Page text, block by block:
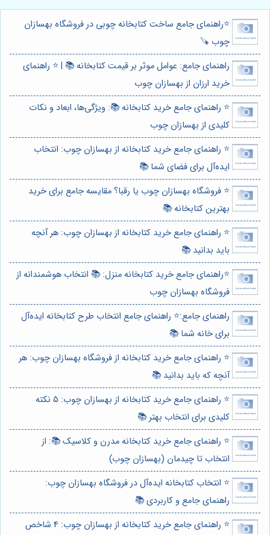
⭐️راهنمای جامع ساخت کتابخانه چوبی در فروشگاه بهسازان
چوب 🪚
راهنمای جامع: عوامل موثر بر قیمت کتابخانه 📚 | ⭐️ راهنمای
خرید ارزان از بهسازان چوب
⭐️ راهنمای جامع خرید کتابخانه 📚: ویژگی‌ها، ابعاد و نکات
کلیدی از بهسازان چوب
⭐️ راهنمای جامع خرید کتابخانه از بهسازان چوب: انتخاب
ایده‌آل برای فضای شما 📚
⭐️ فروشگاه بهسازان چوب یا رقبا؟ مقایسه جامع برای خرید
بهترین کتابخانه 📚
⭐️ راهنمای جامع خرید کتابخانه از بهسازان چوب: هر آنچه
باید بدانید 📚
⭐️راهنمای جامع خرید کتابخانه منزل: 📚 انتخاب هوشمندانه از
فروشگاه بهسازان چوب
راهنمای جامع:⭐️ راهنمای جامع انتخاب طرح کتابخانه ایده‌آل
برای خانه شما 📚
⭐️ راهنمای جامع خرید کتابخانه از فروشگاه بهسازان چوب: هر
آنچه که باید بدانید 📚
⭐️ راهنمای جامع خرید کتابخانه از بهسازان چوب: 5 نکته
کلیدی برای انتخاب بهتر 📚
⭐️ راهنمای جامع خرید کتابخانه مدرن و کلاسیک 📚: از
انتخاب تا چیدمان (بهسازان چوب)
⭐️ انتخاب کتابخانه ایده‌آل در فروشگاه بهسازان چوب:
راهنمای جامع و کاربردی 📚
⭐️ راهنمای جامع خرید کتابخانه از بهسازان چوب: 4 شاخص